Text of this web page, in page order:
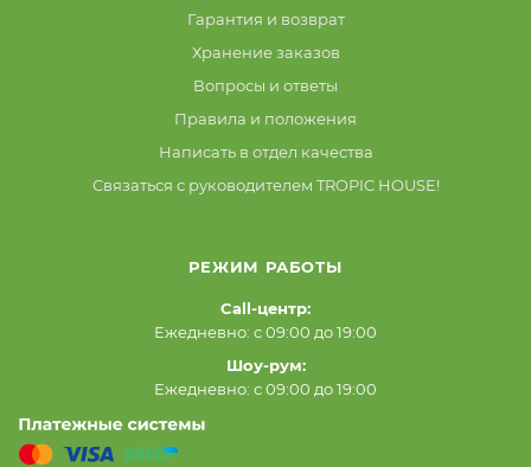
Гарантия и возврат
Хранение заказов
Вопросы и ответы
Правила и положения
Написать в отдел качества
Связаться с руководителем TROPIC HOUSE!
РЕЖИМ РАБОТЫ
Call-центр:
Ежедневно: с 09:00 до 19:00
Шоу-рум:
Ежедневно: с 09:00 до 19:00